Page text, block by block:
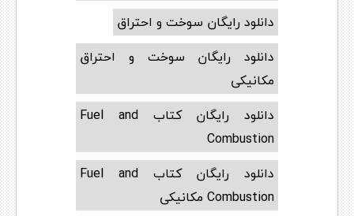
دانلود رایگان سوخت و احتراق
دانلود رایگان سوخت و احتراق
مکانیکی
دانلود رایگان کتاب Fuel and
Combustion
دانلود رایگان کتاب Fuel and
Combustion مکانیکی